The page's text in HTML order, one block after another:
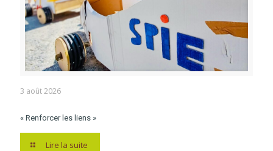
3 août 2026
« Renforcer les liens »
Lire la suite